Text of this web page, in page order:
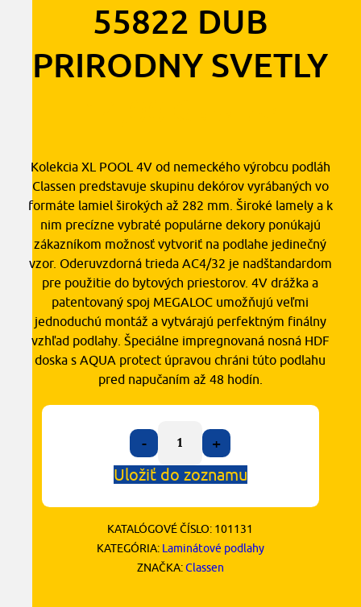
55822 DUB
PRIRODNY SVETLY
Kolekcia XL POOL 4V od nemeckého výrobcu podláh
Classen predstavuje skupinu dekórov vyrábaných vo
formáte lamiel širokých až 282 mm. Široké lamely a k
nim precízne vybraté populárne dekory ponúkajú
zákazníkom možnosť vytvoriť na podlahe jedinečný
vzor. Oderuvzdorná trieda AC4/32 je nadštandardom
pre použitie do bytových priestorov. 4V drážka a
patentovaný spoj MEGALOC umožňujú veľmi
jednoduchú montáž a vytvárajú perfektným finálny
vzhľad podlahy. Špeciálne impregnovaná nosná HDF
doska s AQUA protect úpravou chráni túto podlahu
pred napučaním až 48 hodín.
-
+
Uložiť do zoznamu
KATALÓGOVÉ ČÍSLO: 101131
KATEGÓRIA: Laminátové podlahy
ZNAČKA:Classen